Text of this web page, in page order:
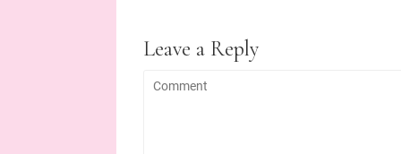
Leave a Reply